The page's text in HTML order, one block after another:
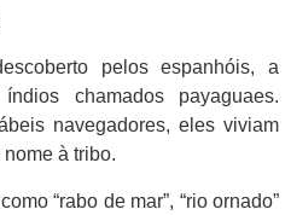
pelos espanhóis, a
chamados payaguaes.
navegadores, eles viviam
à tribo.
“rabo de mar”, “rio ornado”